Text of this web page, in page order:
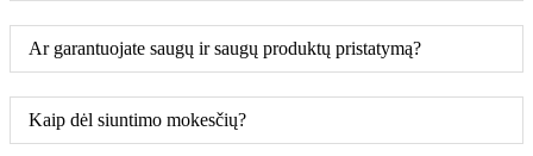
Ar garantuojate saugų ir saugų produktų pristatymą?
Kaip dėl siuntimo mokesčių?